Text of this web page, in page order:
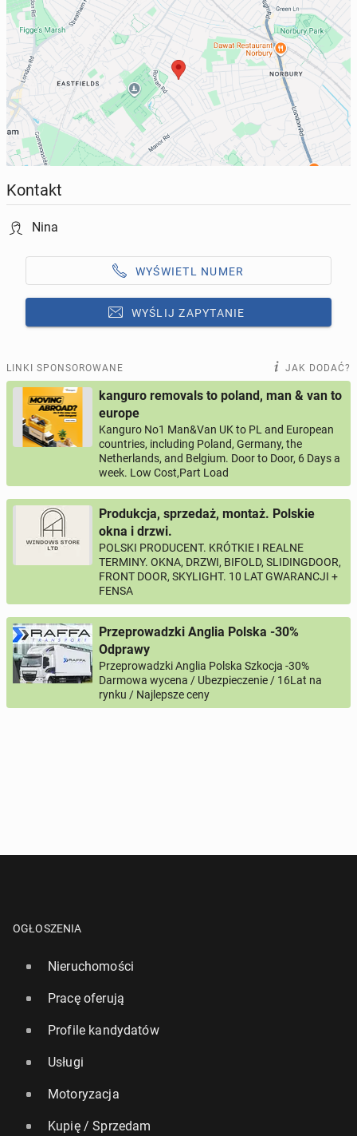
Kontakt
Nina
WYŚWIETL NUMER
WYŚLIJ ZAPYTANIE
Odpowiedz na ofertę tego ogłoszenia
Wiadomość
Imię i nazwisko
Twój telefon
Numer telefon wg wzoru NR KIERUNKOWY KRAJU NR TELEFONU , np.:
lub +48 221234567
LINKI SPONSOROWANE JAK DODAĆ?
kanguro removals to poland, man & van to
europe
Kanguro No1 Man&Van UK to PL and European
countries, including Poland, Germany, the
Netherlands, and Belgium. Door to Door, 6 Days a
week. Low Cost,Part Load
Produkcja, sprzedaż, montaż. Polskie
okna i drzwi.
POLSKI PRODUCENT. KRÓTKIE I REALNE
TERMINY. OKNA, DRZWI, BIFOLD, SLIDINGDOOR,
FRONT DOOR, SKYLIGHT. 10 LAT GWARANCJI +
FENSA
Przeprowadzki Anglia Polska -30%
Odprawy
Przeprowadzki Anglia Polska Szkocja -30%
Darmowa wycena / Ubezpieczenie / 16Lat na
rynku / Najlepsze ceny
OGŁOSZENIA
Nieruchomości
Pracę oferują
Profile kandydatów
Usługi
Motoryzacja
Kupię / Sprzedam